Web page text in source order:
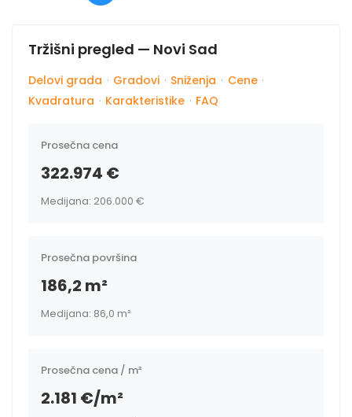
Tržišni pregled — Novi Sad
Delovi grada · Gradovi · Sniženja · Cene ·
Kvadratura · Karakteristike · FAQ
Prosečna cena
322.974 €
Medijana: 206.000 €
Prosečna površina
186,2 m²
Medijana: 86,0 m²
Prosečna cena / m²
2.181 €/m²